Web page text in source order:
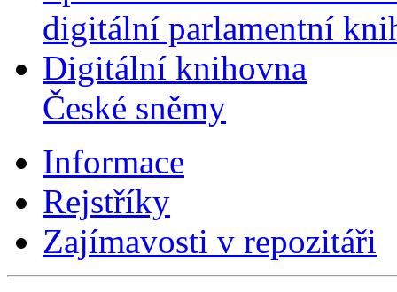
digitální parlamentní
Digitální knihovna
České sněmy
Informace
Rejstříky
Zajímavosti v repozitáři